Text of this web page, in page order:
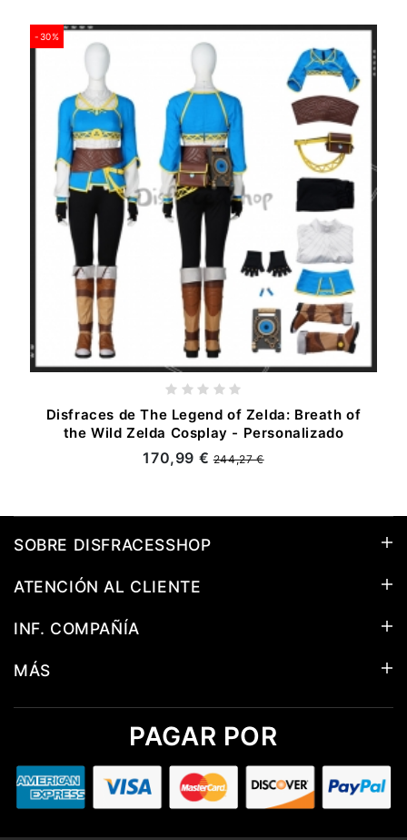
-30%
Disfraces de The Legend of Zelda: Breath of
the Wild Zelda Cosplay - Personalizado
170,99 €244,27 €
SOBRE DISFRACESSHOP
ATENCIÓN AL CLIENTE
INF. COMPAÑÍA
MÁS
PAGAR POR